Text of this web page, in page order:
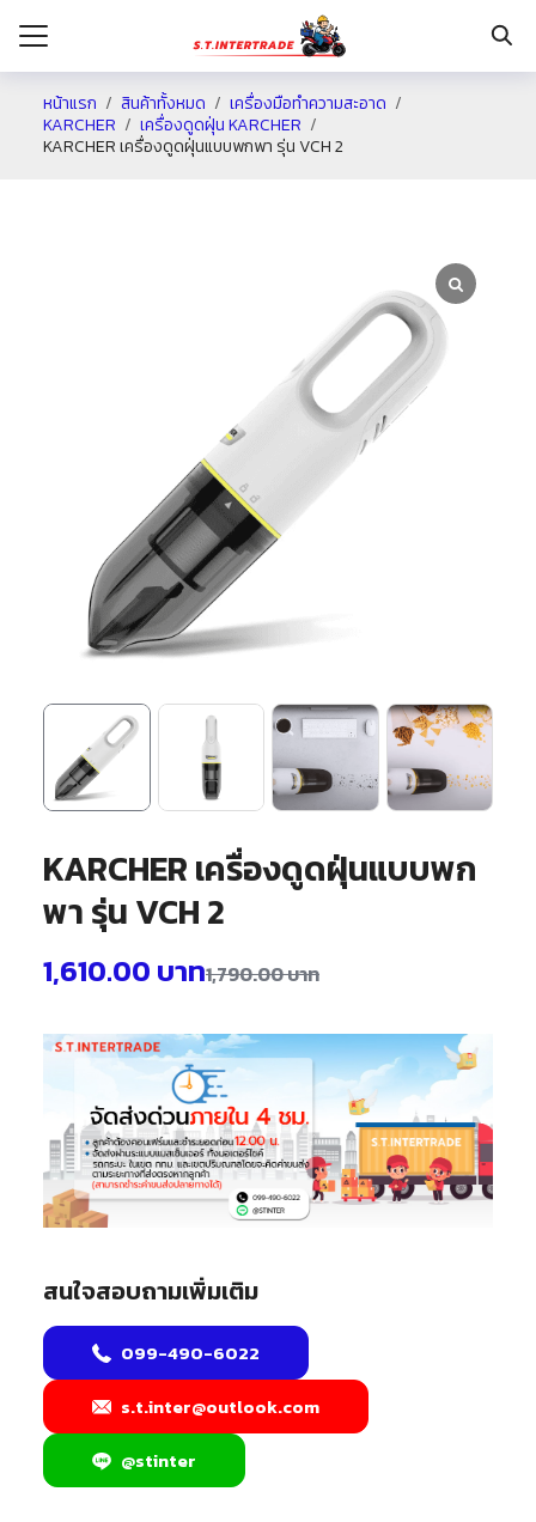
หน้าแรก สินค้าทั้งหมด
เครื่องมือทำความสะอาด
KARCHER
เครื่องดูดฝุ่น KARCHER
KARCHER เครื่องดูดฝุ่นแบบพกพา รุ่น VCH 2
KARCHER เครื่องดูดฝุ่นแบบพก
พา รุ่น VCH 2
1,790.00บาท
1,610.00 บาท
สนใจสอบถามเพิ่มเติม
099-490-6022
s.t.inter@outlook.com
@stinter